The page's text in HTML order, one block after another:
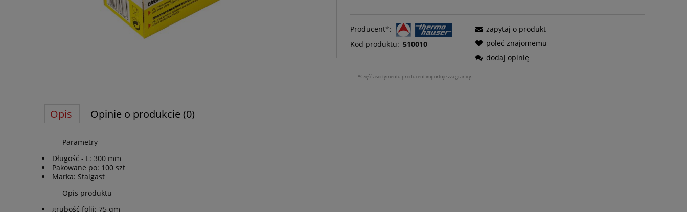
Producent*:
Kod produktu: 510010
zapytaj o produkt
poleć znajomemu
dodaj opinię
*Część asortymentu producent importuje zza granicy.
Opis Opinie o produkcie (0)
Parametry
Długość - L: 300 mm
Pakowane po: 100 szt
Marka: Stalgast
Opis produktu
grubość folii: 75 qm